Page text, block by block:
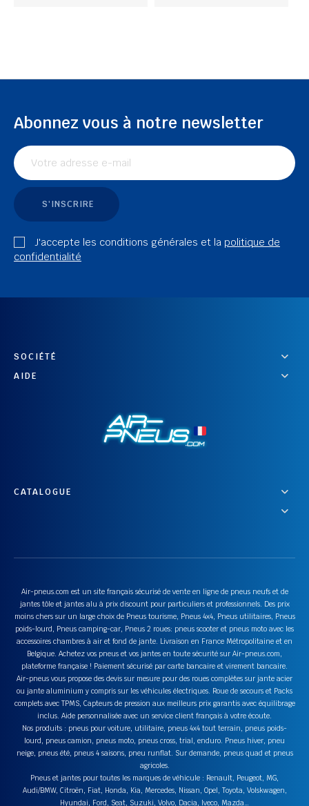
Abonnez vous à notre newsletter
S'INSCRIRE
J'accepte les conditions générales et la politique de
confidentialité
SOCIÉTÉ
AIDE
CATALOGUE
Air-pneus.com est un site français sécurisé de vente en ligne de pneus neufs et de
jantes tôle et jantes alu à prix discount pour particuliers et professionnels. Des prix
moins chers sur un large choix de Pneus tourisme, Pneus 4x4, Pneus utilitaires, Pneus
poids-lourd, Pneus camping-car, Pneus 2 roues: pneus scooter et pneus moto avec les
accessoires chambres à air et fond de jante. Livraison en France Métropolitaine et en
Belgique. Achetez vos pneus et vos jantes en toute sécurité sur Air-pneus.com,
plateforme française ! Paiement sécurisé par carte bancaire et virement bancaire.
Air-pneus vous propose des devis sur mesure pour des roues complètes sur jante acier
ou jante aluminium y compris sur les véhicules électriques. Roue de secours et Packs
complets avec TPMS, Capteurs de pression aux meilleurs prix garantis avec équilibrage
inclus. Aide personnalisée avec un service client français à votre écoute.
Nos produits : pneus pour voiture, utilitaire, pneus 4x4 tout terrain, pneus poids-
lourd, pneus camion, pneus moto, pneus cross, trial, enduro. Pneus hiver, pneu
neige, pneus été, pneus 4 saisons, pneu runflat. Sur demande, pneus quad et pneus
agricoles.
Pneus et jantes pour toutes les marques de véhicule : Renault, Peugeot, MG,
Audi/BMW, Citroën, Fiat, Honda, Kia, Mercedes, Nissan, Opel, Toyota, Volskwagen,
Hyundai, Ford, Seat, Suzuki, Volvo, Dacia, Iveco, Mazda…